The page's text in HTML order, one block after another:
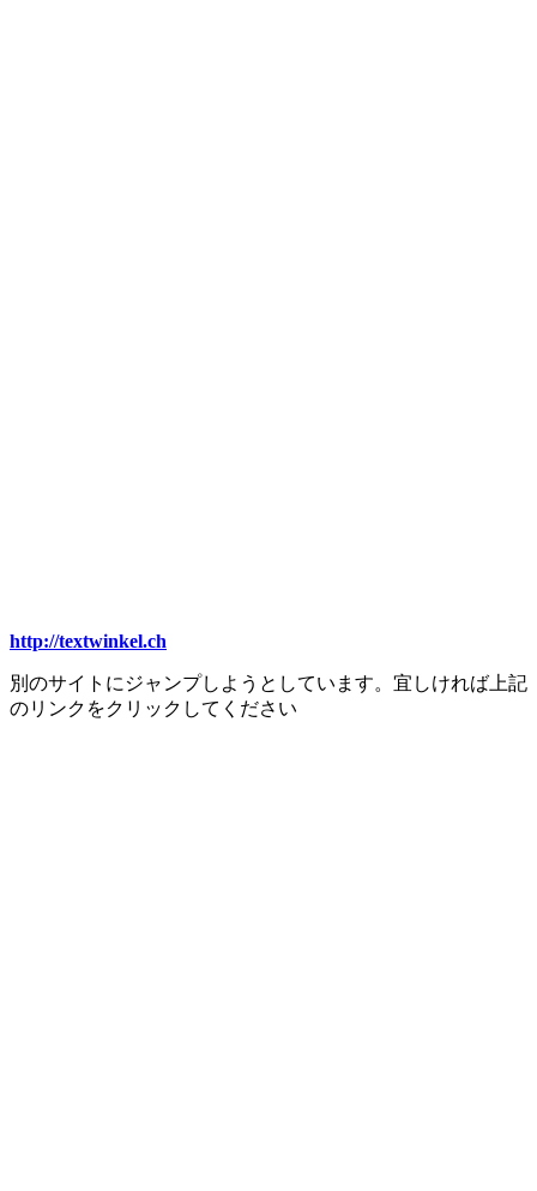
http://textwinkel.ch
別のサイトにジャンプしようとしています。宜しければ上記
のリンクをクリックしてください